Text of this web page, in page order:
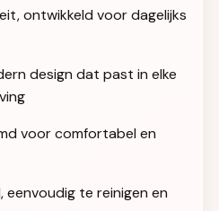
ontwikkeld voor dagelijks
design dat past in elke
voor comfortabel en
eenvoudig te reinigen en